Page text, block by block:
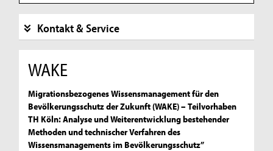
Kontakt & Service
WAKE
Migrationsbezogenes Wissensmanagement für den
Bevölkerungsschutz der Zukunft (WAKE) – Teilvorhaben
TH Köln: Analyse und Weiterentwicklung bestehender
Methoden und technischer Verfahren des
Wissensmanagements im Bevölkerungsschutz”